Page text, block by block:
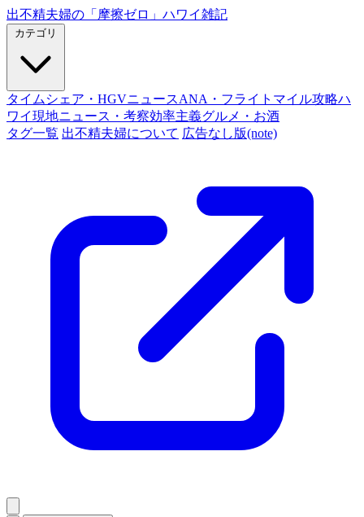
出不精夫婦の 「摩擦ゼロ」 ハワイ雑記
タイムシェア・HGVニュースANA・フライトマイル攻略ハ
ワイ現地ニュース・考察効率主義グルメ・お酒
タグ一覧 出不精夫婦について 広告なし版(note)